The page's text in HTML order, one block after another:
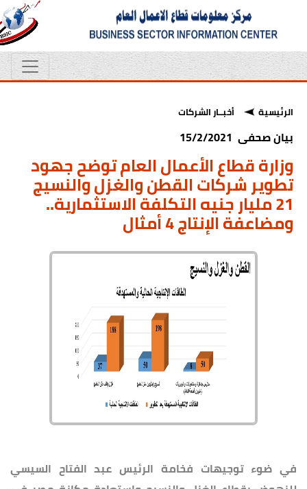
الرئيسية أخبــار الشركات
بيان صحفى 15/2/2021
وزارة قطاع الأعمال العام توضح جهود
تطوير شركات القطن والغزل والنسيج
21 مليار جنيه التكلفة الاستثمارية..
ومضاعفة الإنتاج 4 أمثال
في ضوء توجيهات فخامة الرئيس عبد الفتاح السيسي